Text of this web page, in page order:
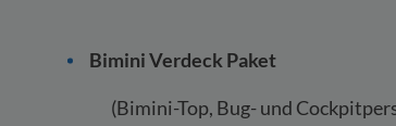
Bimini Verdeck Paket
(Bimini-Top, Bug- und